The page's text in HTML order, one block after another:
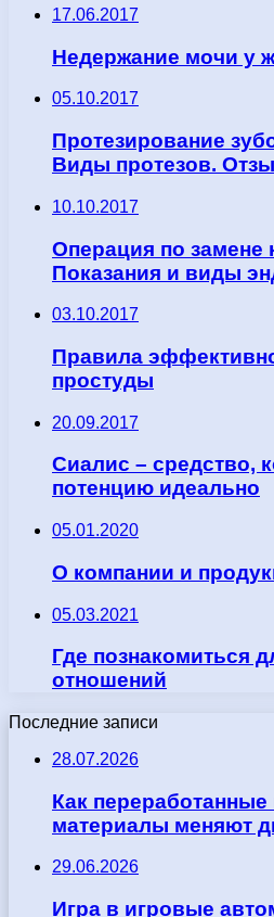
17.06.2017
Недержание мочи у
05.10.2017
Протезирование
Виды протезов.
10.10.2017
Операция по замене
Показания и виды
03.10.2017
Правила
простуды
20.09.2017
Сиалис – средство,
потенцию идеально
05.01.2020
О компании и
05.03.2021
Где познакомиться
отношений
Последние записи
28.07.2026
Как
материалы меняют
29.06.2026
Игра в игровые